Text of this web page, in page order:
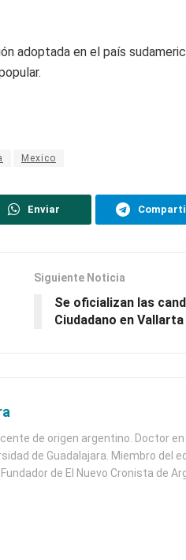
adoptada en el país
Mexico
Enviar
Siguiente Noticia
Se oficializan las
Ciudadano en Vallarta
de origen argentino. Doctor
de Guadalajara. Miembro del
de El Nuevo Cronista de